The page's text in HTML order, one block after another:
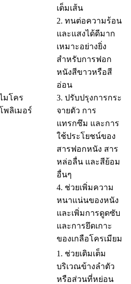
มโคร
พลิเมอร์
เต็มเส้น
2. ทนต่อความร้อน
และแสงได้ดีมาก
เหมาะอย่างยิ่ง
สำหรับการฟอก
หนังสีขาวหรือสี
อ่อน
3. ปรับปรุงการกระ
จายตัว การ
แทรกซึม และการ
ใช้ประโยชน์ของ
สารฟอกหนัง สาร
หล่อลื่น และสีย้อม
อื่นๆ
4. ช่วยเพิ่มความ
หนาแน่นของหนัง
และเพิ่มการดูดซับ
และการยึดเกาะ
ของเกลือโครเมียม
1. ช่วยเติมเต็ม
บริเวณข้างลำตัว
หรือส่วนที่หย่อน